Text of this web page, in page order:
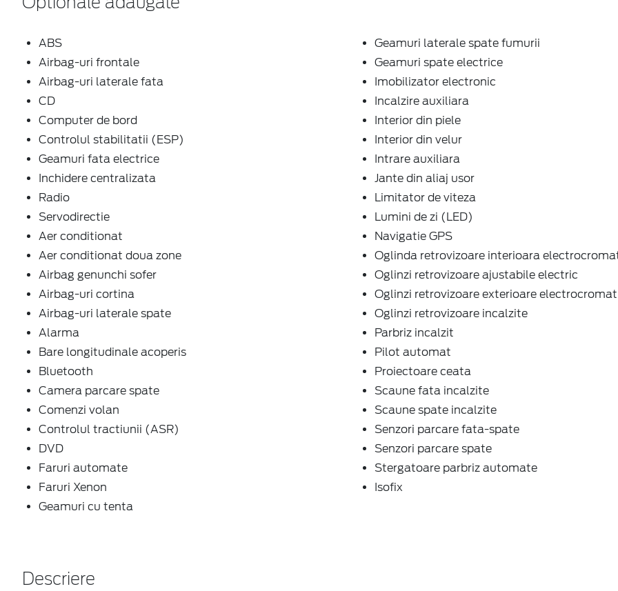
ABS
Airbag-uri frontale
Airbag-uri laterale fata
CD
Computer de bord
Controlul stabilitatii (ESP)
Geamuri fata electrice
Inchidere centralizata
Radio
Servodirectie
Aer conditionat
Aer conditionat doua zone
Airbag genunchi sofer
Airbag-uri cortina
Airbag-uri laterale spate
Alarma
Bare longitudinale acoperis
Bluetooth
Camera parcare spate
Comenzi volan
Controlul tractiunii (ASR)
DVD
Faruri automate
Faruri Xenon
Geamuri cu tenta
Geamuri laterale spate fumurii
Geamuri spate electrice
Imobilizator electronic
Incalzire auxiliara
Interior din piele
Interior din velur
Intrare auxiliara
Jante din aliaj usor
Limitator de viteza
Lumini de zi (LED)
Navigatie GPS
Oglinda retrovizoare interioara
Oglinzi retrovizoare ajustabile electric
Oglinzi retrovizoare exterioare
Oglinzi retrovizoare incalzite
Parbriz incalzit
Pilot automat
Proiectoare ceata
Scaune fata incalzite
Scaune spate incalzite
Senzori parcare fata-spate
Senzori parcare spate
Stergatoare parbriz automate
Isofix
Descriere